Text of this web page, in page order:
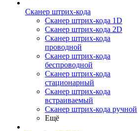
Сканер штрих-кода
Сканер штрих-кода 1D
Сканер штрих-кода 2D
Сканер штрих-кода
проводной
Сканер штрих-кода
беспроводной
Сканер штрих-кода
стационарный
Сканер штрих-кода
встраиваемый
Сканер штрих-кода ручной
Ещё